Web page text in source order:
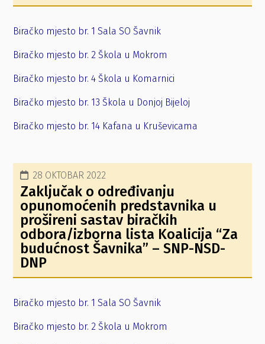
Biračko mjesto br. 1 Sala SO Šavnik
Biračko mjesto br. 2 Škola u Mokrom
Biračko mjesto br. 4 Škola u Komarnici
Biračko mjesto br. 13 Škola u Donjoj Bijeloj
Biračko mjesto br. 14 Kafana u Kruševicama
28 OKTOBAR 2022
Zaključak o određivanju
opunomoćenih predstavnika u
prošireni sastav biračkih
odbora/izborna lista Koalicija “Za
budućnost Šavnika” – SNP-NSD-
DNP
Biračko mjesto br. 1 Sala SO Šavnik
Biračko mjesto br. 2 Škola u Mokrom